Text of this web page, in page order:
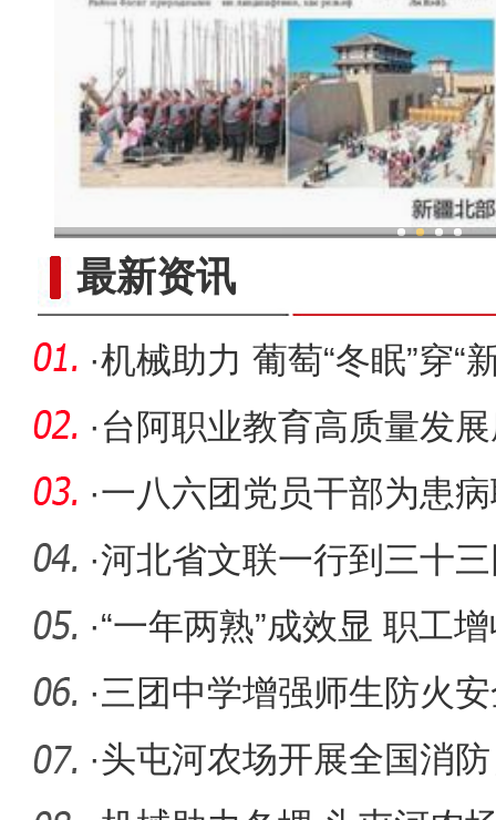
最新资讯
·机械助力 葡萄“冬眠”穿“
·台阿职业教育高质量发
业技术学
·一八六团党员干部为患
·河北省文联一行到三十
·“一年两熟”成效显 职工
·三团中学增强师生防火
·头屯河农场开展全国消